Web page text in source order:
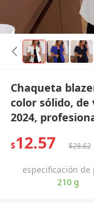
Chaqueta
color sólido,
2024,
$12.57 $28.62
especificación de
210 g